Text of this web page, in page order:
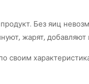
Без яиц
жарят,
своим